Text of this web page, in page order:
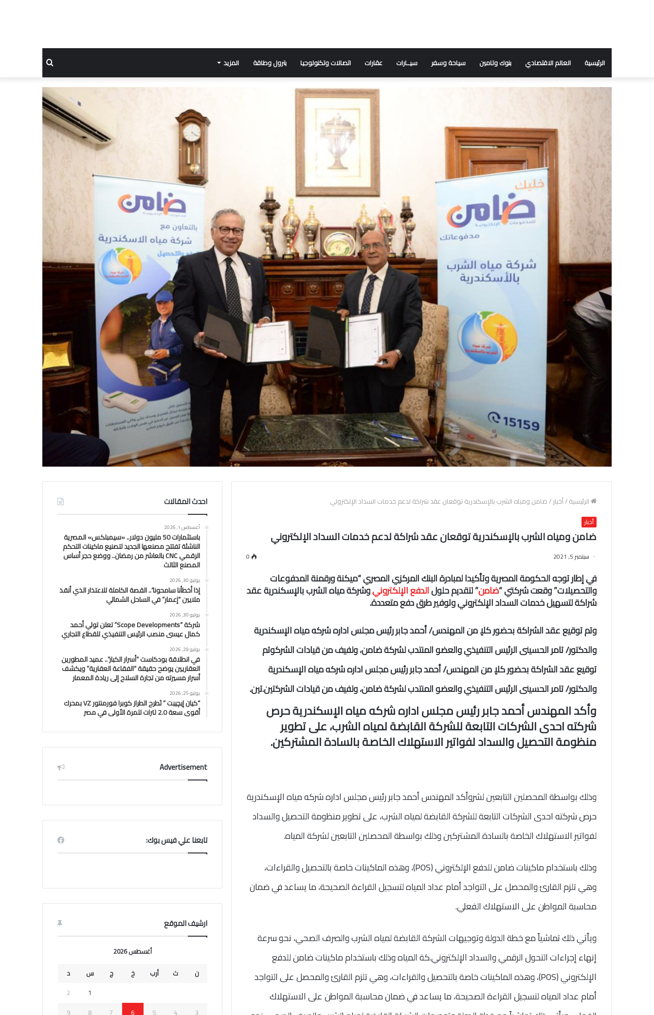
الرئيسية العالم الاقتصادي بنوك وتامين سياحة وسفر سيــارات عقارات اتصالات وتكنولوجيا بترول وطاقة المزيد
عن
الرئيسية/أخبار/ضامن ومياه الشرب بالإسكندرية توقعان عقد شراكة لدعم خدمات السداد الإلكتروني
أخبار
ضامن ومياه الشرب بالإسكندرية توقعان عقد شراكة لدعم خدمات السداد الإلكتروني
سبتمبر 5, 2021 0
في إطار توجه الحكومة المصرية وتأكيدا لمبادرة البنك المركزي المصري “ميكنة ورقمنة المدفوعات
والتحصيلات” وقعت شركتي “ضامن” لتقديم حلولالدفع الإلكترونيوشركة مياه الشرب بالإسكندرية عقد
شراكة لتسهيل خدمات السداد الإلكتروني وتوفير طرق دفع متعددة.
وتم توقيع عقد الشراكة بحضور كلاٍ من المهندس/ أحمد جابر رئيس مجلس اداره شركه مياه الإسكندرية
والدكتور/ تامر الحسينى الرئيس التنفيذي والعضو المنتدب لشركة ضامن، ولفيف من قيادات الشركوتم
توقيع عقد الشراكة بحضور كلاٍ من المهندس/ أحمد جابر رئيس مجلس اداره شركه مياه الإسكندرية
والدكتور/ تامر الحسينى الرئيس التنفيذي والعضو المنتدب لشركة ضامن، ولفيف من قيادات الشركتين.تين.
وأكد المهندس أحمد جابر رئيس مجلس اداره شركه مياه الإسكندرية حرص
شركته احدى الشركات التابعة للشركة القابضة لمياه الشرب، على تطوير
منظومة التحصيل والسداد لفواتير الاستهلاك الخاصة بالسادة المشتركين.
وذلك بواسطة المحصلين التابعين لشروأكد المهندس أحمد جابر رئيس مجلس اداره شركه مياه الإسكندرية
حرص شركته احدى الشركات التابعة للشركة القابضة لمياه الشرب، على تطوير منظومة التحصيل والسداد
لفواتير الاستهلاك الخاصة بالسادة المشتركين وذلك بواسطة المحصلين التابعين لشركة المياه.
وذلك باستخدام ماكينات ضامن للدفع الإلكتروني (POS)، وهذه الماكينات خاصة بالتحصيل والقراءات،
وهي تلزم القارئ والمحصل على التواجد أمام عداد المياه لتسجيل القراءة الصحيحة، ما يساعد في ضمان
محاسبة المواطن على الاستهلاك الفعلي.
ويأتي ذلك تماشياً مع خطة الدولة وتوجيهات الشركة القابضة لمياه الشرب والصرف الصحي، نحو سرعة
إنهاء إجراءات التحول الرقمي والسداد الإلكتروني.كة المياه وذلك باستخدام ماكينات ضامن للدفع
الإلكتروني (POS)، وهذه الماكينات خاصة بالتحصيل والقراءات، وهي تلزم القارئ والمحصل على التواجد
أمام عداد المياه لتسجيل القراءة الصحيحة، ما يساعد في ضمان محاسبة المواطن على الاستهلاك
احدث المقالات
أغسطس 1, 2026
باستثمارات 50 مليون دولار.. «سيمبلكس» المصرية
الناشئة تفتتح مصنعها الجديد لتصنيع ماكينات التحكم
الرقمي CNC بالعاشر من رمضان.. ووضع حجر أساس
المصنع الثالث
يوليو 30, 2026
إذا أخطأنا سامحونا”.. القصة الكاملة للاعتذار الذي أنقذ
ملايين “إعمار” في الساحل الشمالي
يوليو 30, 2026
شركة “Scope Developments” تعلن تولي أحمد
كمال عيسى منصب الرئيس التنفيذي للقطاع التجاري
يوليو 29, 2026
في انطلاقة بودكاست “أسرار الكبار”.. عميد المطورين
العقاريين يوضح حقيقة “الفقاعة العقارية” ويكشف
أسرار مسيرته من تجارة السلاح إلى ريادة المعمار
يوليو 25, 2026
“كيان إيچيبت ” تَطرح الطراز كوبرا فورمنتور VZ بمحرك
أقوى سعة 2.0 لترات للمرة الأولى في مصر
Advertisement
تابعنا علي فيس بوك:
ارشيف الموقع
أغسطس 2026
ن
ث أرب خ ج س
د
1
2